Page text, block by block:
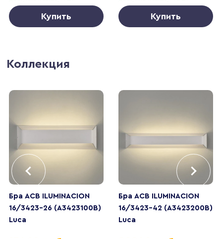
Купить Купить
Коллекция
Бра ACB ILUMINACION
16/3423-26 (A3423100B)
Luca
Бра ACB ILUMINACION
16/3423-42 (A3423200B)
Luca